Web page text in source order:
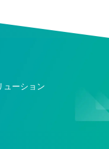
ューション